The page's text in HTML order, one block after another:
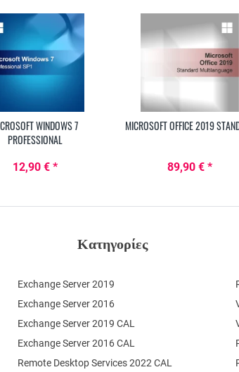
WINDOWS 7
PROFESSIONAL
12,90 € *
MICROSOFT OFFICE 2019
89,90 € *
Κατηγορίες
Exchange Server 2019
Exchange Server 2016
Remote Desktop Services 2022 CAL
Exchange Server 2019 CAL
Exchange Server 2016 CAL